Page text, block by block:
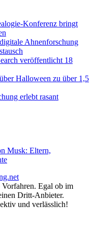
Konferenz bringt
Ahnenforschung
veröffentlicht 18
Halloween zu über 1,5
erlebt rasant
Musk: Eltern,
Egal ob im
Dritt-Anbieter.
und verlässlich!